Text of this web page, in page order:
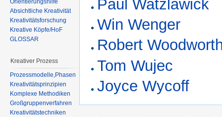
Paul Watzlawick
Win Wenger
Robert
Tom Wujec
Joyce Wycoff
Orientierungshilfe
Absichtliche Kreativität
Kreativitätsforschung
Kreative Köpfe/HoF
GLOSSAR
Kreativer Prozess
Prozessmodelle,Phasen
Kreativitätsprinzipien
Komplexe Methodiken
Großgruppenverfahren
Kreativitätstechniken